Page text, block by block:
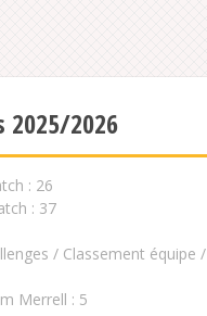
2025/2026
: 26
: 37
/ Classement équipe /
Merrell : 5